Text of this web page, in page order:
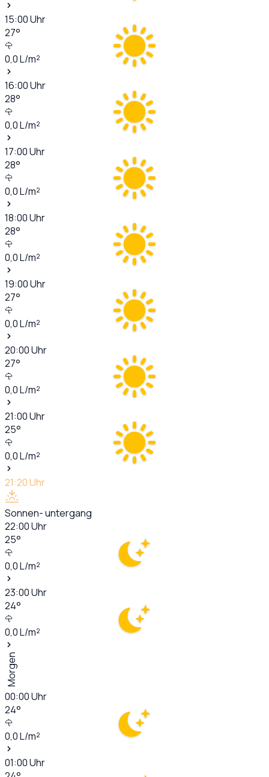
15:00Uhr
27°
0,0L/m²
16:00Uhr
28°
0,0L/m²
17:00Uhr
28°
0,0L/m²
18:00Uhr
28°
0,0L/m²
19:00Uhr
27°
0,0L/m²
20:00Uhr
27°
0,0L/m²
21:00Uhr
25°
0,0L/m²
21:20Uhr
Sonnen- untergang
22:00Uhr
25°
0,0L/m²
23:00Uhr
24°
0,0L/m²
Morgen
00:00Uhr
24°
0,0L/m²
01:00Uhr